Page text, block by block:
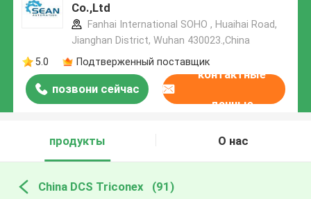
Co.,Ltd
Fanhai International SOHO , Huaihai Road,
Jianghan District, Wuhan 430023.,China
5.0
Подтверженный поставщик
позвони сейчас
контактные
данные
продукты О нас
China DCS Triconex (91)